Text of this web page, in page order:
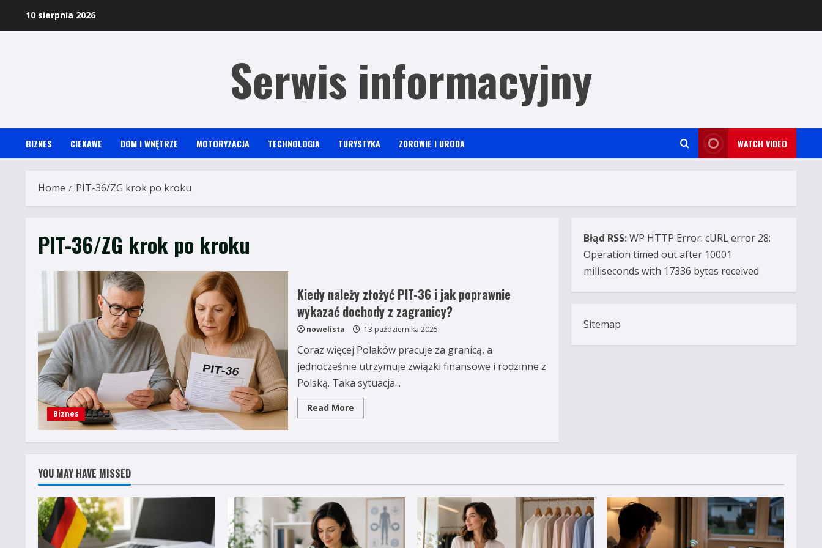
10 sierpnia 2026
Serwis informacyjny
BIZNES CIEKAWE DOM I WNĘTRZE MOTORYZACJA TECHNOLOGIA TURYSTYKA ZDROWIE I URODA WATCH VIDEO
Home PIT-36/ZG krok po kroku
PIT-36/ZG krok po kroku
Biznes
Kiedy należy złożyć PIT-36 i jak poprawnie
wykazać dochody z zagranicy?
nowelista 13 października 2025
Coraz więcej Polaków pracuje za granicą, a
jednocześnie utrzymuje związki finansowe i rodzinne z
Polską. Taka sytuacja...
Read MoreRead
more
należy
jak
wykazać
dochody
zagranicy?
Błąd RSS:WP HTTP Error: cURL error 28:
Operation timed out after 10001
milliseconds with 17336 bytes received
Sitemap
YOU MAY HAVE MISSED